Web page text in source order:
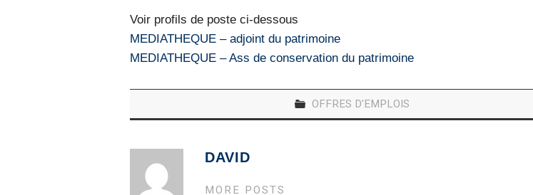
Voir profils de poste ci-dessous
MEDIATHEQUE – adjoint du patrimoine
MEDIATHEQUE – Ass de conservation du patrimoine
OFFRES D'EMPLOIS
DAVID
MORE POSTS